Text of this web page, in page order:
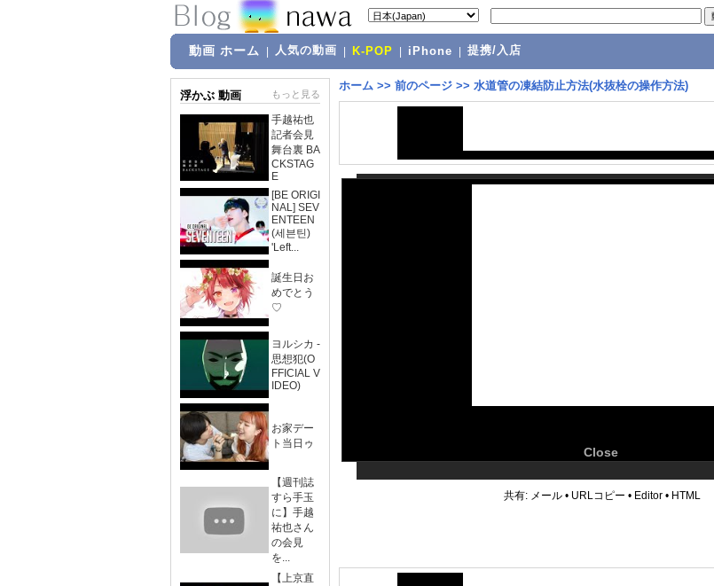
動画 ホーム 人気の動画 K-POP iPhone 提携/入店
浮かぶ 動画 もっと見る
手越祐也
記者会見
舞台裏 BA
CKSTAG
E
[BE ORIGI
NAL] SEV
ENTEEN
(세븐틴)
'Left...
誕生日お
めでとう
♡
ヨルシカ -
思想犯(O
FFICIAL V
IDEO)
お家デー
ト当日ゥ
【週刊誌
すら手玉
に】手越
祐也さん
の会見
を...
【上京直
ホーム >> 前のページ >> 水道管の凍結防止方法(水抜栓の操作方法)
Close
共有: メール • URLコピー • Editor • HTML